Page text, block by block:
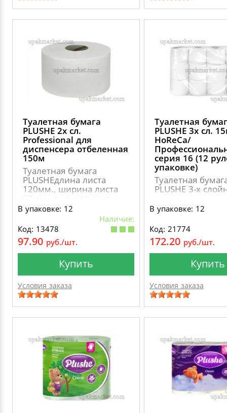
Туалетная бумага
PLUSHE 2х сл.
Professional для
диспенсера отбеленная
150м
Туалетная бумага
PLUSHEдлина листа
120мм., ширина листа
92мм., диаметр втулки
60мм., диаметр рулона
167мм.
В упаковке: 12
Наличие:
Код: 13478
97.90 руб./шт.
Купить
Условия заказа
Туалетная
PLUSHE 3х сл.
HoReCa/
серия 16 (12
упаковке)
Туалетная
PLUSHE 3-х
В упаковке: 12
Код: 21774
172.20 руб./шт.
Купить
Условия заказа